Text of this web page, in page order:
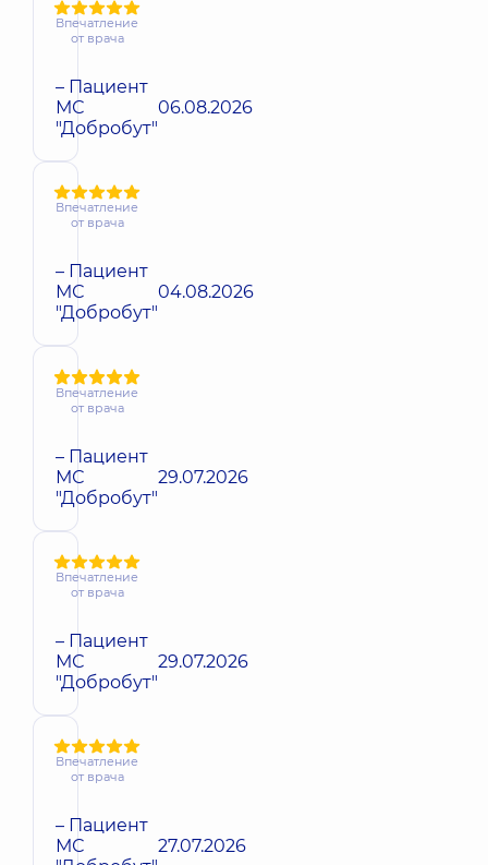
Впечатление
от врача
– Пациент
МС
"Добробут"
06.08.2026
Впечатление
от врача
– Пациент
МС
"Добробут"
04.08.2026
Впечатление
от врача
– Пациент
МС
"Добробут"
29.07.2026
Впечатление
от врача
– Пациент
МС
"Добробут"
29.07.2026
Впечатление
от врача
– Пациент
МС
27.07.2026